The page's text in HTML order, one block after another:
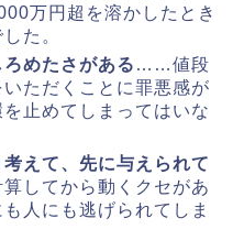
万円超を溶かしたとき
た。
めたさがある ……値段
ただくことに罪悪感が
止めてしまってはいな
考えて、先に与えられて
してから動くクセがあ
人にも逃げられてしま